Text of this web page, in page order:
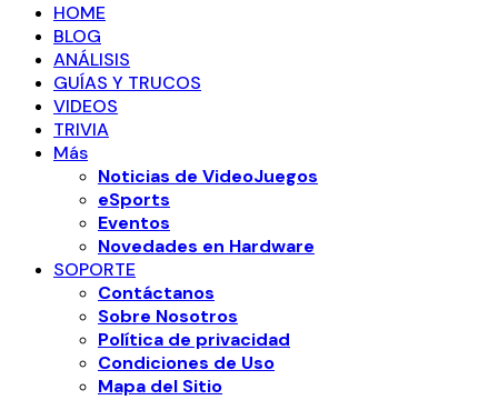
HOME
BLOG
ANÁLISIS
GUÍAS Y TRUCOS
VIDEOS
TRIVIA
Más
Noticias de VideoJuegos
eSports
Eventos
Novedades en Hardware
SOPORTE
Contáctanos
Sobre Nosotros
Política de privacidad
Condiciones de Uso
Mapa del Sitio